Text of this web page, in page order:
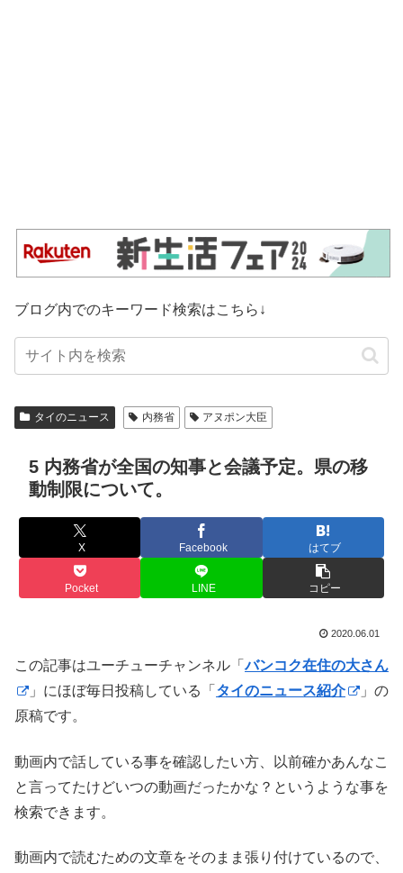
ブログ内でのキーワード検索はこちら↓
タイのニュース 内務省 アヌポン大臣
5 内務省が全国の知事と会議予定。県の移
動制限について。
X Facebook はてブ
Pocket LINE コピー
2020.06.01
この記事はユーチューチャンネル「バンコク在住の大さん
」にほぼ毎日投稿している「 タイのニュース紹介
」の
原稿です。
動画内で話している事を確認したい方、以前確かあんなこ
と言ってたけどいつの動画だったかな？というような事を
検索できます。
動画内で読むための文章をそのまま張り付けているので、